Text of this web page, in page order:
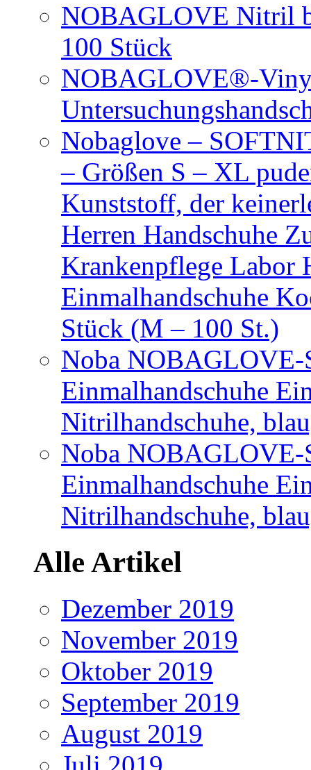
NOBAGLOVE Nitril
100 Stück
NOBAGLOVE®-
Nobaglove –
– Größen S – XL
Kunststoff, der
Herren Handschuhe
Krankenpflege Labor
Einmalhandschuhe
Stück (M – 100 St.)
Noba
Einmalhandschuhe
Nitrilhandschuhe,
Noba
Einmalhandschuhe
Nitrilhandschuhe,
Alle Artikel
Dezember 2019
November 2019
Oktober 2019
September 2019
August 2019